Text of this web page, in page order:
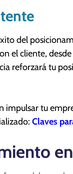
del
el cliente,
reforzará tu
impulsar tu
Claves